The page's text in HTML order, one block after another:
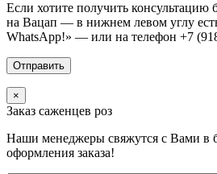
Если хотите получить
на Вацап — в нижнем левом углу
WhatsApp!» — или на телефон +7
×
Заказ саженцев роз
Наши менеджеры свяжутся с Вами в
оформления заказа!